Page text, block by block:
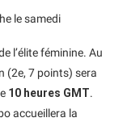
le samedi
l’élite féminine. Au
(2e, 7 points) sera
10 heures GMT.
accueillera la